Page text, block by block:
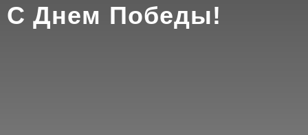
С Днем Победы!